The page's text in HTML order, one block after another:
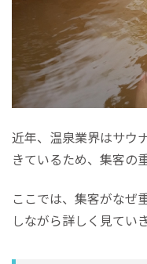
近年、温泉業界はサウ
きているため、集客の
ここでは、集客がなぜ
しながら詳しく見てい